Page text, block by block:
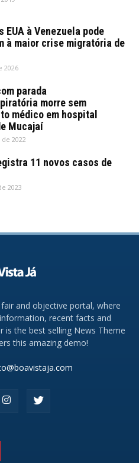
EUA à Venezuela pode
à maior crise migratória de
2026
parada
morre sem
médico em hospital
Mucajaí
2022
11 novos casos de
2023
and objective portal, where
recent facts and
is the best selling News Theme
this amazing demo!